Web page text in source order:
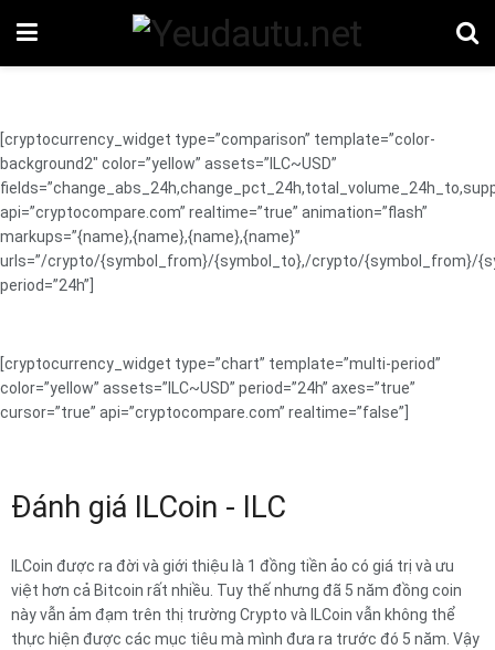
[cryptocurrency_widget type=”comparison” template=”color-
background2″ color=”yellow” assets=”ILC~USD”
api=”cryptocompare.com” realtime=”true” animation=”flash”
markups=”{name},{name},{name},{name}”
urls=”/crypto/{symbol_from}/{symbol_to},/crypto/{symbol_from}/
period=”24h”]
[cryptocurrency_widget type=”chart” template=”multi-period”
color=”yellow” assets=”ILC~USD” period=”24h” axes=”true”
cursor=”true” api=”cryptocompare.com” realtime=”false”]
Đánh giá ILCoin - ILC
ILCoin được ra đời và giới thiệu là 1 đồng tiền ảo có giá trị và ưu
việt hơn cả Bitcoin rất nhiều. Tuy thế nhưng đã 5 năm đồng coin
này vẫn ảm đạm trên thị trường Crypto và ILCoin vẫn không thể
thực hiện được các mục tiêu mà mình đưa ra trước đó 5 năm. Vậy